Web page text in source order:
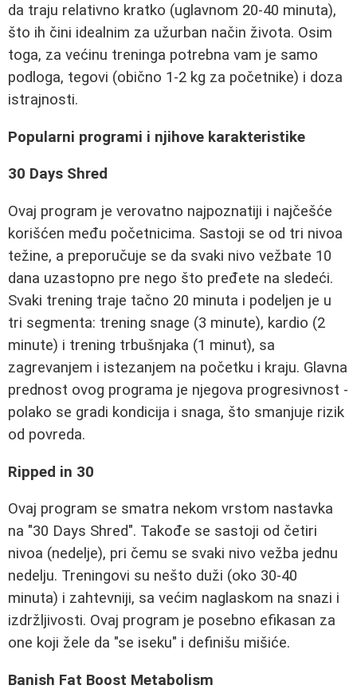
da traju relativno kratko (uglavnom 20-40 minuta),
što ih čini idealnim za užurban način života. Osim
toga, za većinu treninga potrebna vam je samo
podloga, tegovi (obično 1-2 kg za početnike) i doza
istrajnosti.
Popularni programi i njihove karakteristike
30 Days Shred
Ovaj program je verovatno najpoznatiji i najčešće
korišćen među početnicima. Sastoji se od tri nivoa
težine, a preporučuje se da svaki nivo vežbate 10
dana uzastopno pre nego što pređete na sledeći.
Svaki trening traje tačno 20 minuta i podeljen je u
tri segmenta: trening snage (3 minute), kardio (2
minute) i trening trbušnjaka (1 minut), sa
zagrevanjem i istezanjem na početku i kraju. Glavna
prednost ovog programa je njegova progresivnost -
polako se gradi kondicija i snaga, što smanjuje rizik
od povreda.
Ripped in 30
Ovaj program se smatra nekom vrstom nastavka
na "30 Days Shred". Takođe se sastoji od četiri
nivoa (nedelje), pri čemu se svaki nivo vežba jednu
nedelju. Treningovi su nešto duži (oko 30-40
minuta) i zahtevniji, sa većim naglaskom na snazi i
izdržljivosti. Ovaj program je posebno efikasan za
one koji žele da "se iseku" i definišu mišiće.
Banish Fat Boost Metabolism